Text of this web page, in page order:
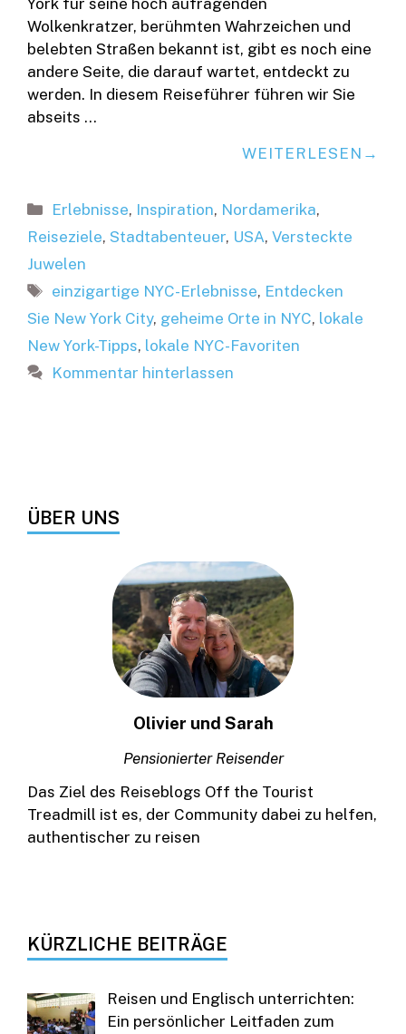
Wolkenkratzer, berühmten Wahrzeichen und
belebten Straßen bekannt ist, gibt es noch eine
andere Seite, die darauf wartet, entdeckt zu
werden. In diesem Reiseführer führen wir Sie
abseits …
WEITERLESEN
Kategorien
Erlebnisse, Inspiration, Nordamerika,
Reiseziele, Stadtabenteuer, USA, Versteckte
Juwelen
Schlagwörter
einzigartige NYC-Erlebnisse, Entdecken
Sie New York City, geheime Orte in NYC, lokale
New York-Tipps, lokale NYC-Favoriten
Kommentar hinterlassen
ÜBER UNS
Olivier und Sarah
Pensionierter Reisender
Das Ziel des Reiseblogs Off the Tourist
Treadmill ist es, der Community dabei zu helfen,
authentischer zu reisen
KÜRZLICHE BEITRÄGE
Reisen und Englisch unterrichten:
Ein persönlicher Leitfaden zum